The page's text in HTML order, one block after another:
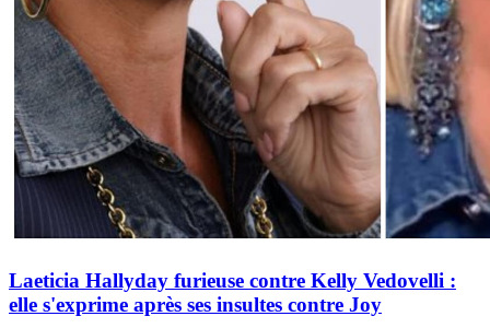
Laeticia Hallyday furieuse contre Kelly Vedovelli :
elle s'exprime après ses insultes contre Joy